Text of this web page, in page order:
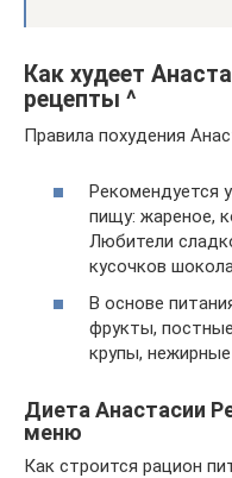
Как худеет
рецепты ^
Правила похудения
Рекомендуется
пищу: жареное,
Любители
кусочков
В основе
фрукты,
крупы,
Диета Анастасии
меню
Как строится рацион